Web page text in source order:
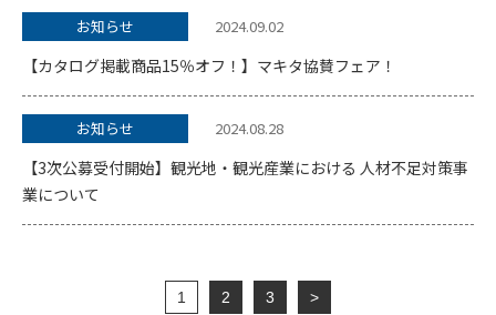
お知らせ 2024.09.02
【カタログ掲載商品15％オフ！】マキタ協賛フェア！
お知らせ 2024.08.28
【3次公募受付開始】観光地・観光産業における 人材不足対策事
業について
1 2 3 >